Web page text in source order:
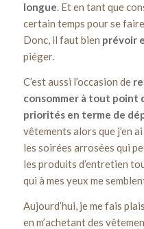
longue. Et en tant que
certain temps pour se
Donc, il faut bien prévoir
piéger.
C’est aussi l’occasion de
consommer à tout point
priorités en terme de
vêtements alors que j’en
les soirées arrosées qui
les produits d’entretien
qui à mes yeux me
Aujourd’hui, je me fais
en m’achetant des